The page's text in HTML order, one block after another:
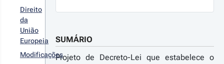
detalhes
alterações
06-
Direito
da
União
Europeia
Modificações
SUMÁRIO
Projeto de Decreto-Lei que estabelece o